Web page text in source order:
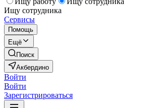
Ищу сотрудника
Сервисы
Помощь
Ещё
Поиск
Акбердино
Войти
Войти
Зарегистрироваться